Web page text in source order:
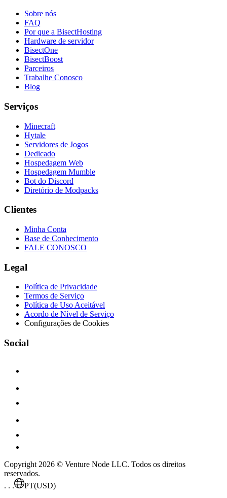
Sobre nós
FAQ
Por que a BisectHosting
Hardware de servidor
BisectOne
BisectBoost
Parceiros
Trabalhe Conosco
Blog
Serviços
Minecraft
Hytale
Servidores de Jogos
Dedicado
Hospedagem Web
Hospedagem Mumble
Bot do Discord
Diretório de Modpacks
Clientes
Minha Conta
Base de Conhecimento
FALE CONOSCO
Legal
Política de Privacidade
Termos de Serviço
Política de Uso Aceitável
Acordo de Nível de Serviço
Configurações de Cookies
Social
Copyright 2026 © Venture Node LLC. Todos os direitos
reservados.
. . .
PT(USD)